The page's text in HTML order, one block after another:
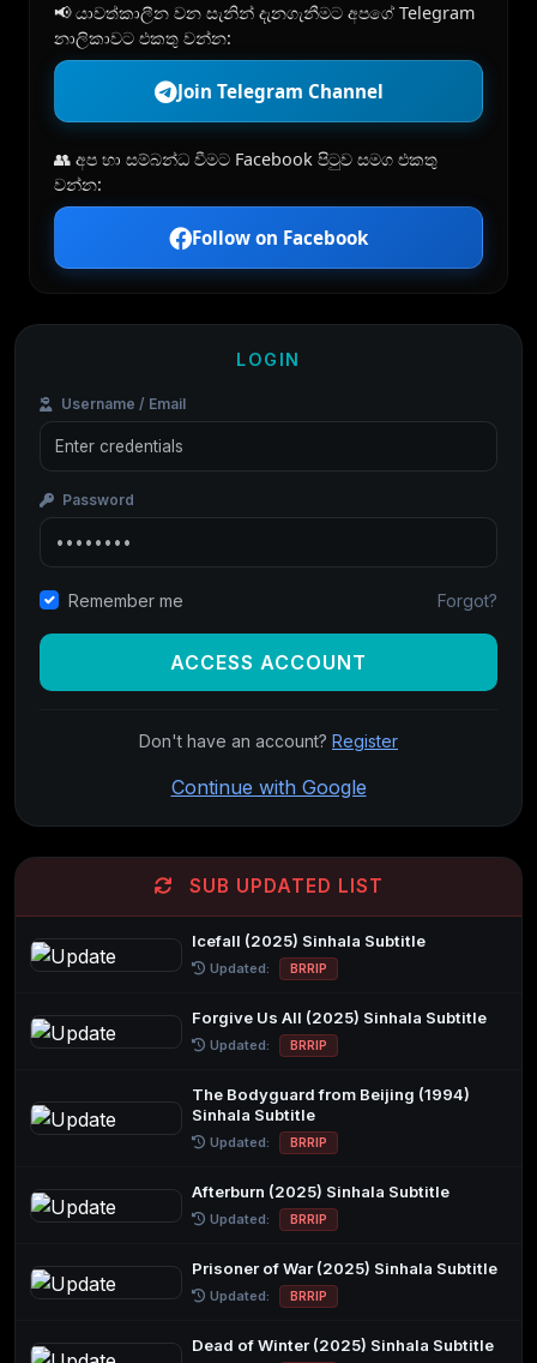
📢 යාවත්කාලීන වන සැනින් දැනගැනීමට අපගේ Telegram
නාලිකාවට එකතු වන්න:
Join Telegram Channel
👥 අප හා සම්බන්ධ වීමට Facebook පිටුව සමග එකතු
වන්න:
Follow on Facebook
LOGIN
Username / Email
Password
Remember me Forgot?
ACCESS ACCOUNT
Don't have an account? Register
Continue with Google
SUB UPDATED LIST
Icefall (2025) Sinhala Subtitle
Updated: BRRIP
Forgive Us All (2025) Sinhala Subtitle
Updated: BRRIP
The Bodyguard from Beijing (1994)
Sinhala Subtitle
Updated: BRRIP
Afterburn (2025) Sinhala Subtitle
Updated: BRRIP
Prisoner of War (2025) Sinhala Subtitle
Updated: BRRIP
Dead of Winter (2025) Sinhala Subtitle